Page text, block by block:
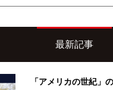
最新記事
「アメリカの世紀」